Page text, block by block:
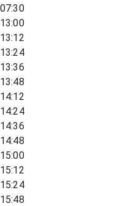
07:30
13:00
13:12
13:24
13:36
13:48
14:12
14:24
14:36
14:48
15:00
15:12
15:24
15:48